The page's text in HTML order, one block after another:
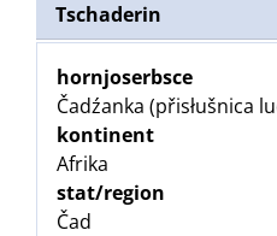
Tschaderin
hornjoserbsce
Čadźanka (přisłušnica
kontinent
Afrika
stat/region
Čad